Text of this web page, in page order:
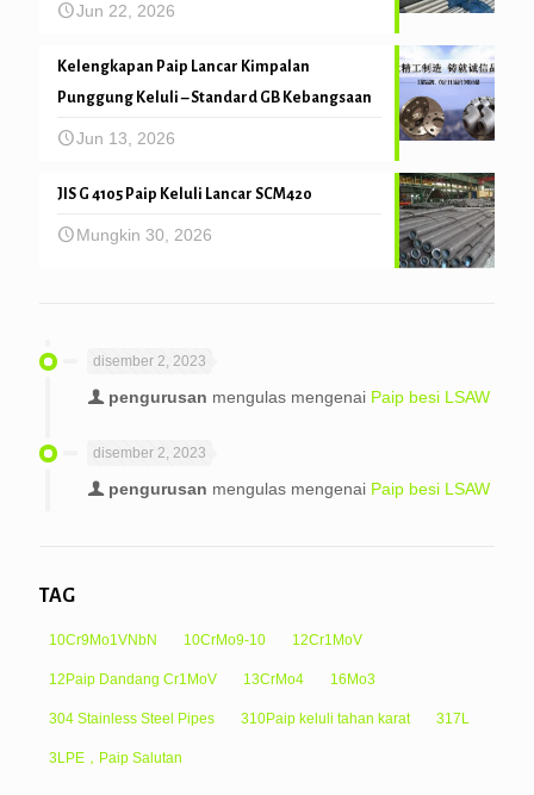
Jun 22, 2026
Kelengkapan Paip Lancar Kimpalan
Punggung Keluli – Standard GB Kebangsaan
Jun 13, 2026
JIS G 4105 Paip Keluli Lancar SCM420
Mungkin 30, 2026
disember 2, 2023
pengurusan mengulas mengenai Paip besi LSAW
disember 2, 2023
pengurusan mengulas mengenai Paip besi LSAW
TAG
10Cr9Mo1VNbN 10CrMo9-10 12Cr1MoV
12Paip Dandang Cr1MoV 13CrMo4 16Mo3
304 Stainless Steel Pipes 310Paip keluli tahan karat 317L
3LPE，Paip Salutan